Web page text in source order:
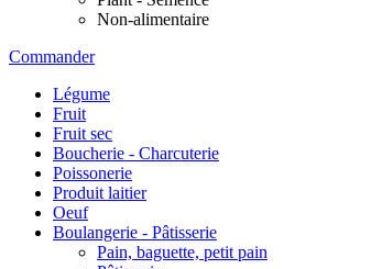
Non-alimentaire
Commander
Légume
Fruit
Fruit sec
Boucherie - Charcuterie
Poissonerie
Produit laitier
Oeuf
Boulangerie - Pâtisserie
Pain, baguette, petit pain